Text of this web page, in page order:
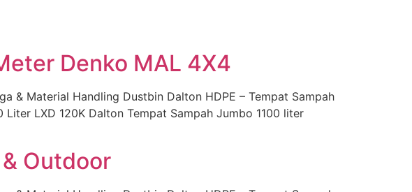
Denko MAL 4X4
& Material Handling Dustbin Dalton HDPE – Tempat Sampah
LXD 120K Dalton Tempat Sampah Jumbo 1100 liter
Outdoor